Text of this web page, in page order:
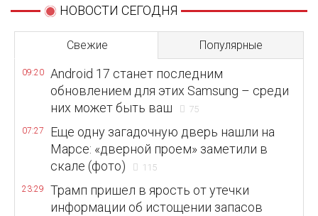
НОВОСТИ СЕГОДНЯ
Свежие Популярные
09:20
Android 17 станет последним
обновлением для этих Samsung – среди
них может быть ваш
75
07:27
Еще одну загадочную дверь нашли на
Марсе: «дверной проем» заметили в
скале (фото)
115
23:29
Трамп пришел в ярость от утечки
информации об истощении запасов